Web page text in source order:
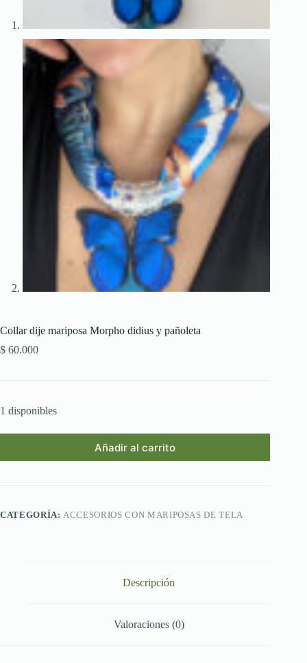
Collar dije mariposa Morpho didius y pañoleta
$ 60.000
1 disponibles
Añadir al carrito
CATEGORÍA:ACCESORIOS CON MARIPOSAS DE TELA
Descripción
Valoraciones (0)